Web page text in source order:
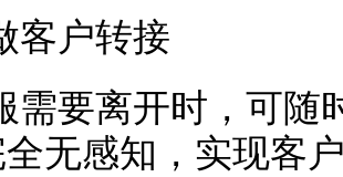
客户转接
需要离开时，可随
无感知，实现客